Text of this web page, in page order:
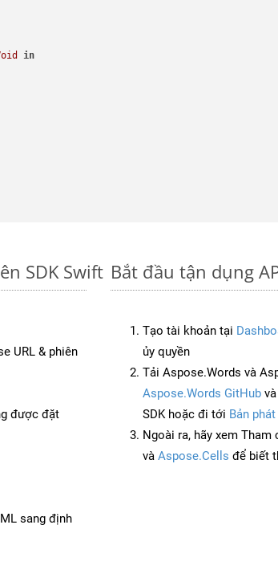
in
SDK Swift
URL & phiên
được đặt
sang định
Bắt đầu tận dụng
Tạo tài khoản tại
ủy quyền
Tải Aspose.Words và
Aspose.Words GitHub và
SDK hoặc đi tới Bản
Ngoài ra, hãy xem Tham
và Aspose.Cells để biết